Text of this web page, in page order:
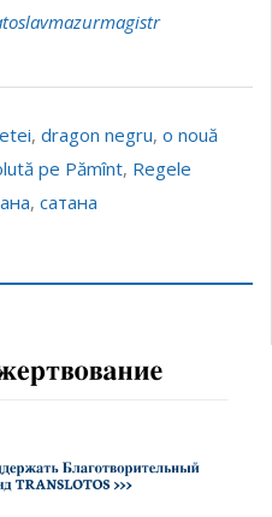
, dragon negru, o nouă
pe Pămînt, Regele
, сатана